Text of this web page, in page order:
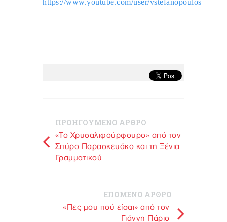
ΠΡΟΗΓΟΥΜΕΝΟ ΑΡΘΡΟ
«Το Χρυσαλιφούρφουρο» από τον
Σπύρο Παρασκευάκο και τη Ξένια
Γραμματικού
ΕΠΟΜΕΝΟ ΑΡΘΡΟ
«Πες μου πού είσαι» από τον
Γιάννη Πάριο